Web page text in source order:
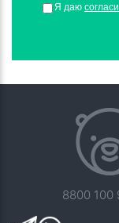
Я даю
8800 100